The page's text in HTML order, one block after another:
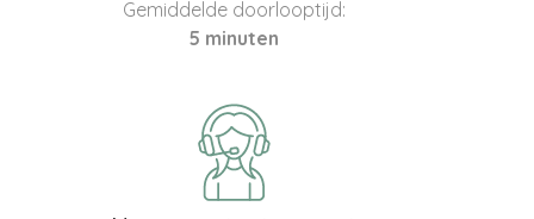
Gemiddelde doorlooptijd:
5 minuten